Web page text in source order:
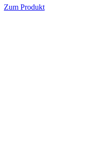
Zum Produkt